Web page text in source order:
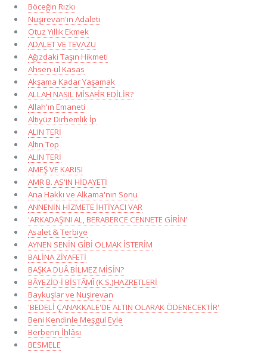
Böceğin Rızkı
Nuşirevan'ın Adaleti
Otuz Yıllık Ekmek
ADALET VE TEVAZU
Ağızdaki Taşın Hikmeti
Ahsen-ül Kasas
Akşama Kadar Yaşamak
ALLAH NASIL MİSAFİR EDİLİR?
Allah'ın Emaneti
Altıyüz Dirhemlik İp
ALIN TERİ
Altın Top
ALIN TERİ
AMEŞ VE KARISI
AMR B. AS'IN HİDAYETİ
Ana Hakkı ve Alkama'nın Sonu
ANNENİN HİZMETE İHTİYACI VAR
'ARKADAŞINI AL, BERABERCE CENNETE GİRİN'
Asalet & Terbiye
AYNEN SENİN GİBİ OLMAK İSTERİM
BALİNA ZİYAFETİ
BAŞKA DUÂ BİLMEZ MİSİN?
BÂYEZİD-İ BİSTÂMÎ (K.S.)HAZRETLERİ
Baykuşlar ve Nuşirevan
'BEDELİ ÇANAKKALE'DE ALTIN OLARAK ÖDENECEKTİR'
Beni Kendinle Meşgul Eyle
Berberin İhlâsı
BESMELE